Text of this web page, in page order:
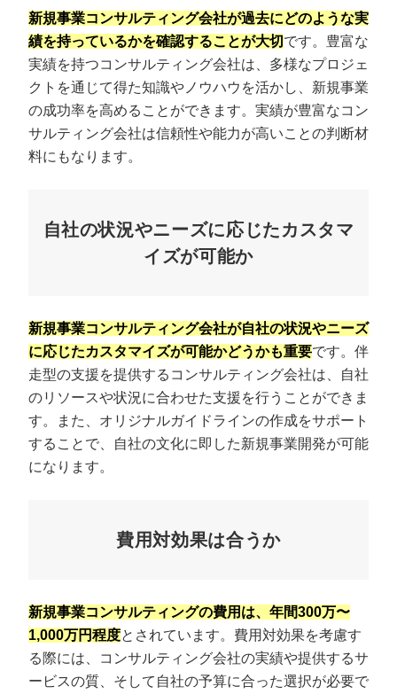
新規事業コンサルティング会社が過去にどのような実
績を持っているかを確認することが大切 です。豊富な
実績を持つコンサルティング会社は、多様なプロジェ
クトを通じて得た知識やノウハウを活かし、新規事業
の成功率を高めることができます。実績が豊富なコン
サルティング会社は信頼性や能力が高いことの判断材
料にもなります。
自社の状況やニーズに応じたカスタマ
イズが可能か
新規事業コンサルティング会社が自社の状況やニーズ
に応じたカスタマイズが可能かどうかも重要です。伴
走型の支援を提供するコンサルティング会社は、自社
のリソースや状況に合わせた支援を行うことができま
す。また、オリジナルガイドラインの作成をサポート
することで、自社の文化に即した新規事業開発が可能
になります。
費用対効果は合うか
新規事業コンサルティングの費用は、年間300万〜
1,000万円程度とされています。費用対効果を考慮す
る際には、コンサルティング会社の実績や提供するサ
ービスの質、そして自社の予算に合った選択が必要で